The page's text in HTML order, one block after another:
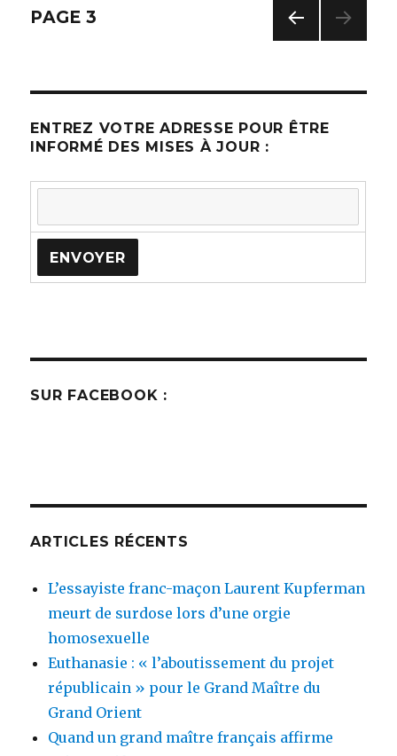
Navigation
articles
ÉDE
NTE
PAGE 3
ENTREZ VOTRE ADRESSE POUR ÊTRE
INFORMÉ DES MISES À JOUR :
SUR FACEBOOK :
ARTICLES RÉCENTS
L’essayiste franc-maçon Laurent Kupferman
meurt de surdose lors d’une orgie
homosexuelle
Euthanasie : « l’aboutissement du projet
républicain » pour le Grand Maître du
Grand Orient
Quand un grand maître français affirme